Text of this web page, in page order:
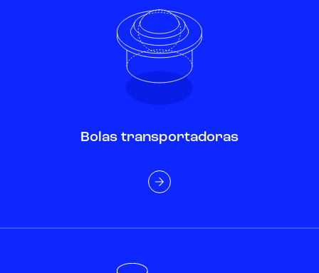
Bolas transportadoras